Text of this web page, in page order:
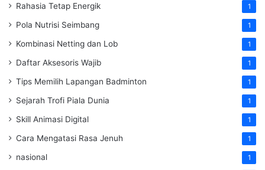
Rahasia Tetap Energik 1
Pola Nutrisi Seimbang 1
Kombinasi Netting dan Lob 1
Daftar Aksesoris Wajib 1
Tips Memilih Lapangan Badminton 1
Sejarah Trofi Piala Dunia 1
Skill Animasi Digital 1
Cara Mengatasi Rasa Jenuh 1
nasional 1